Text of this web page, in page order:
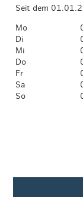
Seit dem
Mo
Di
Mi
Do
Fr
Sa
So